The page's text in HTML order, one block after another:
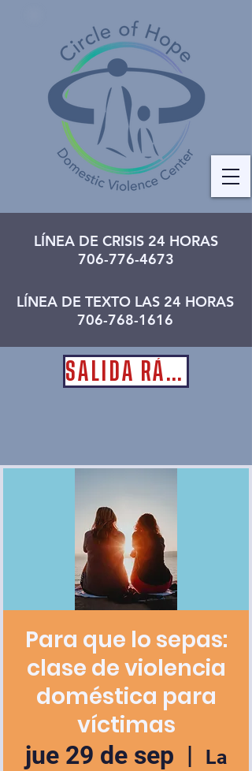
LÍNEA DE CRISIS 24 HORAS
706-776-4673
LÍNEA DE TEXTO LAS 24 HORAS
706-768-1616
Para que lo sepas:
clase de violencia
doméstica para
víctimas
jue 29 de sep
  |
La